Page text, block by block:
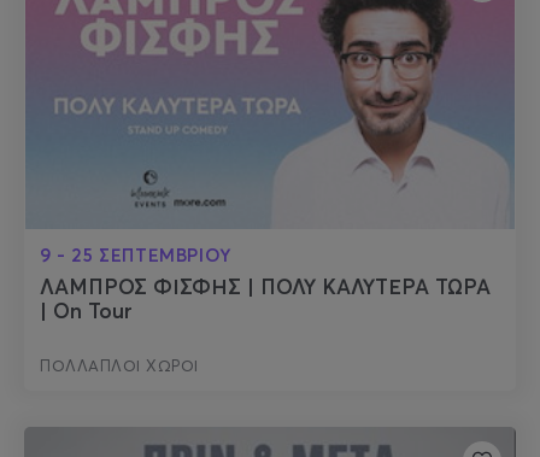
9 - 25 ΣΕΠΤΕΜΒΡΙΟΥ
ΛΑΜΠΡΟΣ ΦΙΣΦΗΣ | ΠΟΛΥ ΚΑΛΥΤΕΡΑ ΤΩΡΑ
| On Tour
ΠΟΛΛΑΠΛΟΙ ΧΩΡΟΙ